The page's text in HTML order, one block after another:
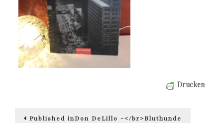
Drucken
Beitragsnavigation
Published inDon DeLillo -</br>Bluthunde